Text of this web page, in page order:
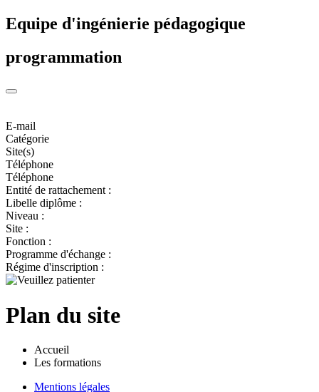
Equipe d'ingénierie pédagogique
programmation
E-mail
Catégorie
Site(s)
Téléphone
Téléphone
Entité de rattachement :
Libelle diplôme :
Niveau :
Site :
Fonction :
Programme d'échange :
Régime d'inscription :
Plan du site
Accueil
Les formations
Mentions légales